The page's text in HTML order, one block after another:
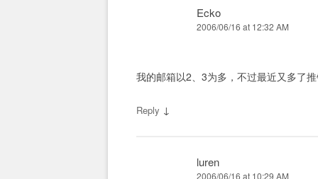
Ecko
2006/06/16 at 12:32 AM
我的邮箱以2、3为多，不过最近又多了
Reply ↓
luren
2006/06/16 at 10:29 AM